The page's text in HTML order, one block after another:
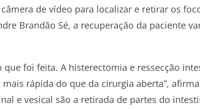
de vídeo para localizar e retirar os
Brandão Sé, a recuperação da paciente
que foi feita. A histerectomia e ressecção
rápida do que da cirurgia aberta”,
e vesical são a retirada de partes do